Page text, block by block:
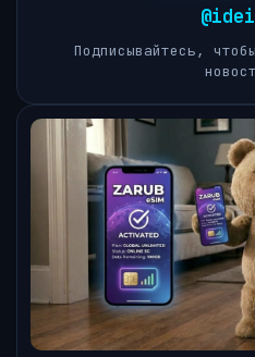
Подписывайтесь,